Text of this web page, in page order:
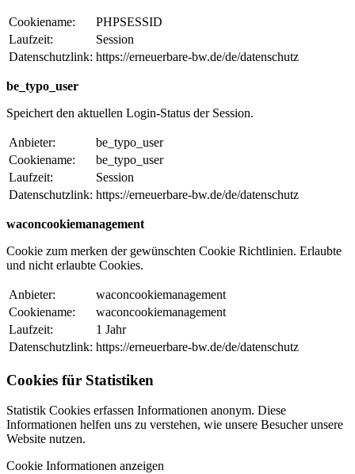
Cookiename:
PHPSESSID
Laufzeit:
Session
Datenschutzlink: https://erneuerbare-bw.de/de/datenschutz
be_typo_user
Speichert den aktuellen Login-Status der Session.
Anbieter:
be_typo_user
Cookiename:
be_typo_user
Laufzeit:
Session
Datenschutzlink: https://erneuerbare-bw.de/de/datenschutz
waconcookiemanagement
Cookie zum merken der gewünschten Cookie Richtlinien. Erlaubte
und nicht erlaubte Cookies.
Anbieter:
waconcookiemanagement
Cookiename:
waconcookiemanagement
Laufzeit:
1 Jahr
Datenschutzlink: https://erneuerbare-bw.de/de/datenschutz
Cookies für Statistiken
Statistik Cookies erfassen Informationen anonym. Diese
Informationen helfen uns zu verstehen, wie unsere Besucher unsere
Website nutzen.
Cookie Informationen anzeigen